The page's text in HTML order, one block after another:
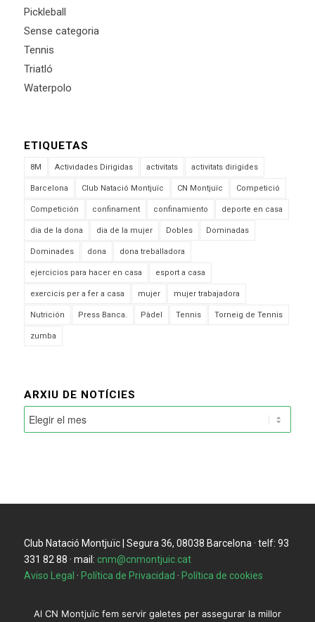
Pickleball
Sense categoria
Tennis
Triatló
Waterpolo
ETIQUETAS
8M Actividades Dirigidas activitats activitats dirigides
Barcelona Club Natació Montjuïc CN Montjuïc Competició
Competición confinament confinamiento deporte en casa
dia de la dona dia de la mujer Dobles Dominadas
Dominades dona dona treballadora
ejercicios para hacer en casa esport a casa
exercicis per a fer a casa mujer mujer trabajadora
Nutrición Press Banca. Pàdel Tennis Torneig de Tennis
zumba
ARXIU DE NOTÍCIES
Club Natació Montjuïc | Segura 36, 08038 Barcelona · telf: 93
331 82 88 · mail: cnm@cnmontjuic.cat
Aviso Legal · Política de Privacidad · Política de cookies
Al CN Montjuïc fem servir galetes per assegurar la millor